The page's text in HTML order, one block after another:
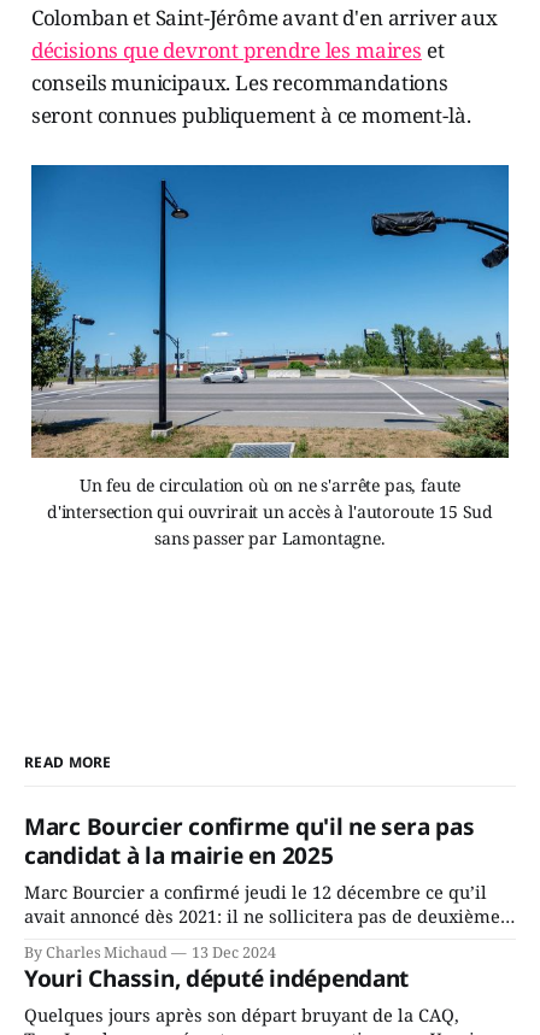
Colomban et Saint-Jérôme avant d'en arriver aux
décisions que devront prendre les maires et
conseils municipaux. Les recommandations
seront connues publiquement à ce moment-là.
Un feu de circulation où on ne s'arrête pas, faute
d'intersection qui ouvrirait un accès à l'autoroute 15 Sud
sans passer par Lamontagne.
READ MORE
Marc Bourcier confirme qu'il ne sera pas
candidat à la mairie en 2025
Marc Bourcier a confirmé jeudi le 12 décembre ce qu’il
avait annoncé dès 2021: il ne sollicitera pas de deuxième
mandat à titre de maire de Saint-Jérôme. Bourcier en a
fait l’annonce en s’adressant aux employés de la ville,
rassemblés en soirée pour leur traditionnel souper
By Charles Michaud 13 Dec 2024
Youri Chassin, député indépendant
Quelques jours après son départ bruyant de la CAQ,